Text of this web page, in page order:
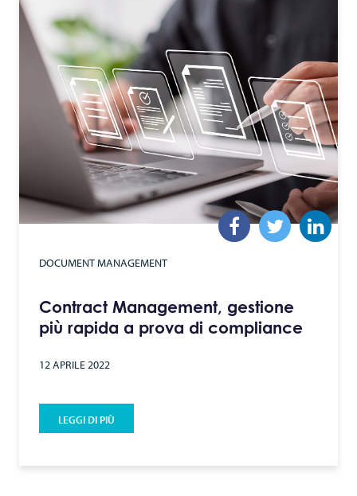
DOCUMENT MANAGEMENT
Contract Management, gestione
più rapida a prova di compliance
12 APRILE 2022
LEGGI DI PIÙ